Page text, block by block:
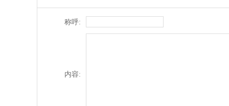
称呼:
内容: